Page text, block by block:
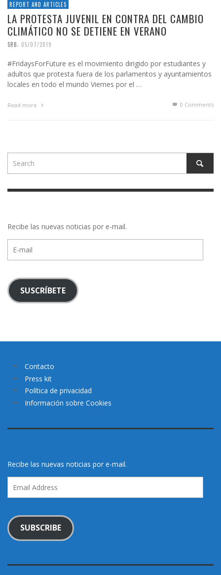
REPORT AND ARTICLES
LA PROTESTA JUVENIL EN CONTRA DEL CAMBIO
CLIMÁTICO NO SE DETIENE EN VERANO
SRB, 05/07/2019
#FridaysForFuture es el movimiento dirigido por estudiantes y
adultos que protesta fuera de los parlamentos y ayuntamientos
locales en todo el mundo Viernes por el …
Read more 0 Comments
Recibe las nuevas noticias por e-mail.
mail
SUSCRÍBETE
Contacto
Press kit
Política de privacidad
Información sobre Cookies
Recibe las nuevas noticias por e-mail.
Address
SUBSCRIBE